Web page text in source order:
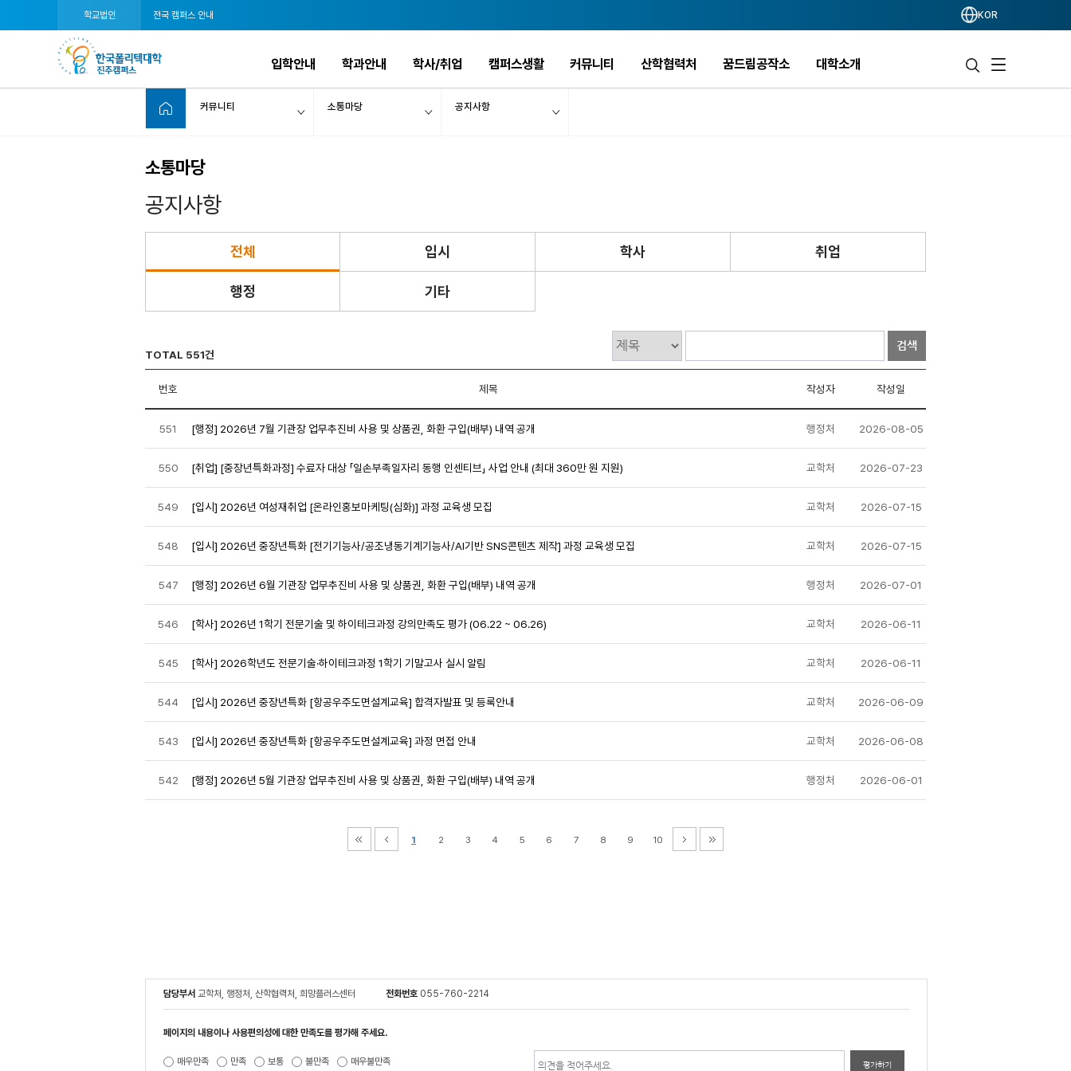
학교법인 전국 캠퍼스 안내 KOR
입학안내 학과안내 학사/취업 캠퍼스생활 커뮤니티 산학협력처 꿈드림공작소 대학소개
커뮤니티 소통마당 공지사항
소통마당
공지사항
전체 입시 학사 취업
행정 기타
TOTAL 551건
검색
번호 제목 작성자 작성일
551 [행정] 2026년 7월 기관장 업무추진비 사용 및 상품권, 화환 구입(배부) 내역 공개 행정처 2026-08-05
550 [취업] [중장년특화과정] 수료자 대상 「일손부족일자리 동행 인센티브」 사업 안내 (최대 360만 원 지원) 교학처 2026-07-23
549 [입시] 2026년 여성재취업 [온라인홍보마케팅(심화)] 과정 교육생 모집 교학처 2026-07-15
548 [입시] 2026년 중장년특화 [전기기능사/공조냉동기계기능사/AI기반 SNS콘텐츠 제작] 과정 교육생 모집 교학처 2026-07-15
547 [행정] 2026년 6월 기관장 업무추진비 사용 및 상품권, 화환 구입(배부) 내역 공개 행정처 2026-07-01
546 [학사] 2026년 1학기 전문기술 및 하이테크과정 강의만족도 평가 (06.22 ~ 06.26) 교학처 2026-06-11
545 [학사] 2026학년도 전문기술·하이테크과정 1학기 기말고사 실시 알림 교학처 2026-06-11
544 [입시] 2026년 중장년특화 [항공우주도면설계교육] 합격자발표 및 등록안내 교학처 2026-06-09
543 [입시] 2026년 중장년특화 [항공우주도면설계교육] 과정 면접 안내 교학처 2026-06-08
542 [행정] 2026년 5월 기관장 업무추진비 사용 및 상품권, 화환 구입(배부) 내역 공개 행정처 2026-06-01
1 2 3 4 5 6 7 8 9 10
담당부서 교학처, 행정처, 산학협력처, 희망플러스센터 전화번호 055-760-2214
페이지의 내용이나 사용편의성에 대한 만족도를 평가해 주세요.
매우만족 만족 보통 불만족 매우불만족 평가하기